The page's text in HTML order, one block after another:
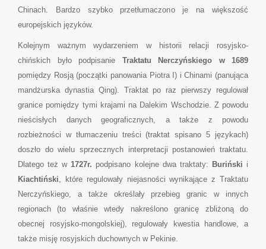
Chinach. Bardzo szybko przetłumaczono je na większość
europejskich języków.
Kolejnym ważnym wydarzeniem w historii relacji rosyjsko-
chińskich było podpisanie Traktatu Nerczyńskiego w 1689
pomiędzy Rosją (początki panowania Piotra I) i Chinami (panująca
mandżurska dynastia Qing). Traktat po raz pierwszy regulował
granice pomiędzy tymi krajami na Dalekim Wschodzie. Z powodu
nieścisłych danych geograficznych, a także z powodu
rozbieżności w tłumaczeniu treści (traktat spisano 5 językach)
doszło do wielu sprzecznych interpretacji postanowień traktatu.
Dlatego też w 1727r. podpisano kolejne dwa traktaty: Buriński i
Kiachtiński , które regulowały niejasności wynikające z Traktatu
Nerczyńskiego, a także określały przebieg granic w innych
regionach (to właśnie wtedy nakreślono granicę zbliżoną do
obecnej rosyjsko-mongolskiej), regulowały kwestia handlowe, a
także misję rosyjskich duchownych w Pekinie.